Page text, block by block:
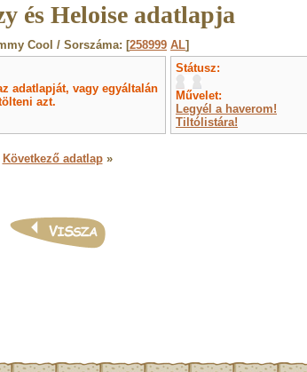
és Heloise adatlapja
Cool / Sorszáma: [258999 AL]
adatlapját, vagy egyáltalán
azt.
Státusz:
Művelet:
Legyél a haverom!
Tiltólistára!
Következő adatlap»